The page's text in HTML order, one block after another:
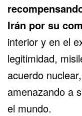
Irán por su
interior y en el
legitimidad,
acuerdo
amenazando a
el mundo.